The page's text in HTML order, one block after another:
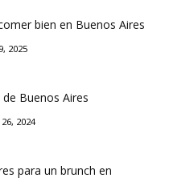
bien en Buenos Aires
2025
Buenos Aires
2024
para un brunch en